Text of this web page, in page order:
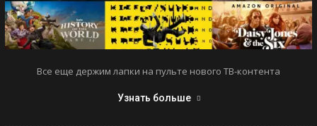
Все еще держим лапки на пульте нового ТВ-контента
Узнать больше